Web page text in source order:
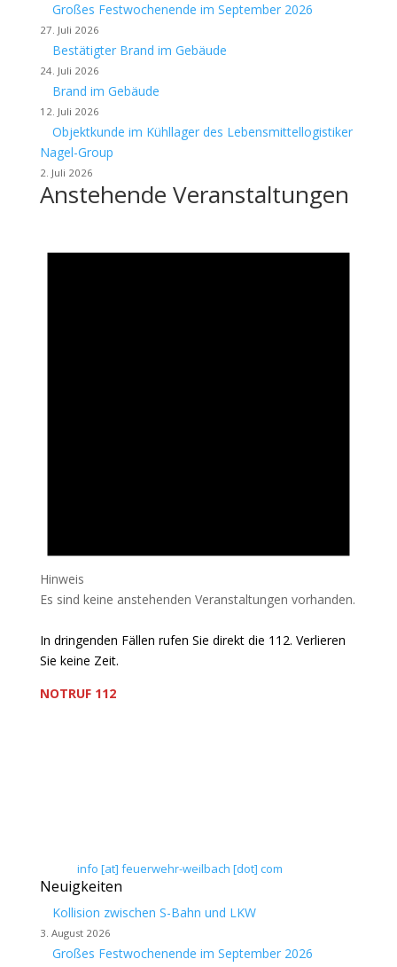
Großes Festwochenende im September 2026
27. Juli 2026
Bestätigter Brand im Gebäude
24. Juli 2026
Brand im Gebäude
12. Juli 2026
Objektkunde im Kühllager des Lebensmittellogistiker
Nagel-Group
2. Juli 2026
Anstehende Veranstaltungen
Hinweis
Es sind keine anstehenden Veranstaltungen vorhanden.
In dringenden Fällen rufen Sie direkt die 112. Verlieren
Sie keine Zeit.
NOTRUF 112
info [at] feuerwehr-weilbach [dot] com
Neuigkeiten
Kollision zwischen S-Bahn und LKW
3. August 2026
Großes Festwochenende im September 2026